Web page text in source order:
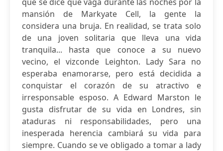
mansión de Markyate Cell, la gente la
considera una bruja. En realidad, se trata solo
de una joven solitaria que lleva una vida
tranquila... hasta que conoce a su nuevo
vecino, el vizconde Leighton. Lady Sara no
esperaba enamorarse, pero está decidida a
conquistar el corazón de su atractivo e
irresponsable esposo. A Edward Marston le
gusta disfrutar de su vida en Londres, sin
ataduras ni responsabilidades, pero una
inesperada herencia cambiará su vida para
siempre. Cuando se ve obligado a tomar a lady